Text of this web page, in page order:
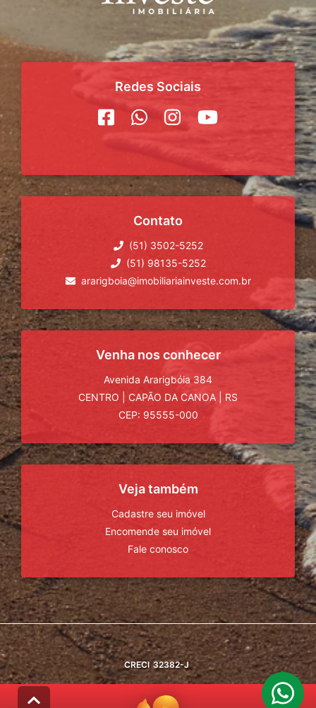
Redes Sociais
Contato
(51) 3502-5252
(51) 98135-5252
ararigboia@imobiliariainveste.com.br
Venha nos conhecer
Avenida Ararigbóia 384
CENTRO
CAPÃO DA CANOA
RS
CEP: 95555-000
Veja também
Cadastre seu imóvel
Encomende seu imóvel
Fale conosco
CRECI 32382-J